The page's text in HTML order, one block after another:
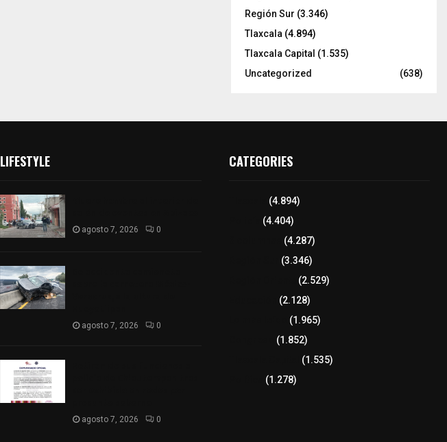
Región Sur (3.346)
Tlaxcala (4.894)
Tlaxcala Capital (1.535)
Uncategorized
(638)
LIFESTYLE
agosto 7, 2026 0
agosto 7, 2026 0
agosto 7, 2026 0
CATEGORIES
(4.894)
(4.404)
(4.287)
(3.346)
(2.529)
(2.128)
(1.965)
(1.852)
(1.535)
(1.278)